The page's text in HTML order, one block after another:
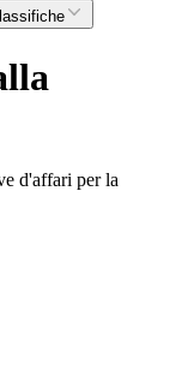
d'affari per la